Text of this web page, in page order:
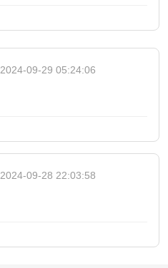
2024-09-29 05:24:06
2024-09-28 22:03:58